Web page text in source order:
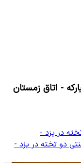
- اتاق زمستان
در یزد -
دو تخته در یزد -